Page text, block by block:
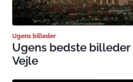
Ugens billeder
Ugens bedste billeder
Vejle